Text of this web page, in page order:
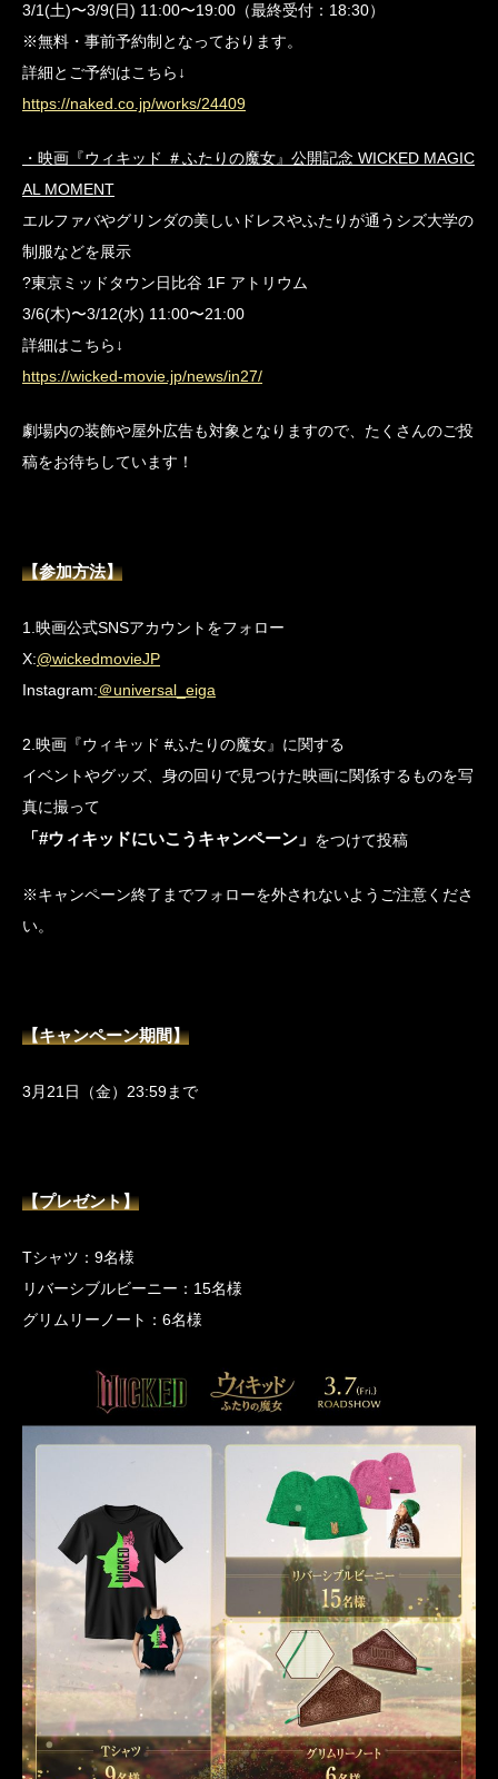
3/1(土)〜3/9(日) 11:00〜19:00（最終受付：18:30）
※無料・事前予約制となっております。
詳細とご予約はこちら↓
https://naked.co.jp/works/24409
・映画『ウィキッド ＃ふたりの魔女』公開記念 WICKED MAGIC
AL MOMENT
エルファバやグリンダの美しいドレスやふたりが通うシズ大学の
制服などを展示
?東京ミッドタウン日比谷 1F アトリウム
3/6(木)〜3/12(水) 11:00〜21:00
詳細はこちら↓
https://wicked-movie.jp/news/in27/
劇場内の装飾や屋外広告も対象となりますので、たくさんのご投
稿をお待ちしています！
【参加方法】
1.映画公式SNSアカウントをフォロー
X:@wickedmovieJP
Instagram:＠universal_eiga
2.映画『ウィキッド #ふたりの魔女』に関する
イベントやグッズ、身の回りで見つけた映画に関係するものを写
真に撮って
「#ウィキッドにいこうキャンペーン」 をつけて投稿
※キャンペーン終了までフォローを外されないようご注意くださ
い。
【キャンペーン期間】
3月21日（金）23:59まで
【プレゼント】
Tシャツ：9名様
リバーシブルビーニー：15名様
グリムリーノート：6名様